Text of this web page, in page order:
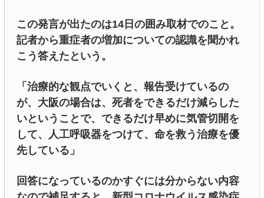
この発言が出たのは14日の囲み取材でのこと。
記者から重症者の増加についての認識を聞かれ
こう答えたという。
「治療的な観点でいくと、報告受けているの
が、大阪の場合は、死者をできるだけ減らした
いということで、できるだけ早めに気管切開を
して、人工呼吸器をつけて、命を救う治療を優
先している」
回答になっているのかすぐには分からない内容